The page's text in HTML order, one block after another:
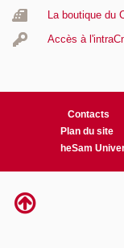
La boutique du
Accès à
Contacts
Plan du site
heSam